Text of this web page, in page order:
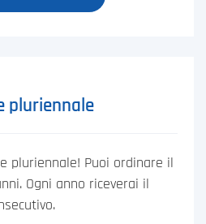
pluriennale
pluriennale! Puoi ordinare il
Ogni anno riceverai il